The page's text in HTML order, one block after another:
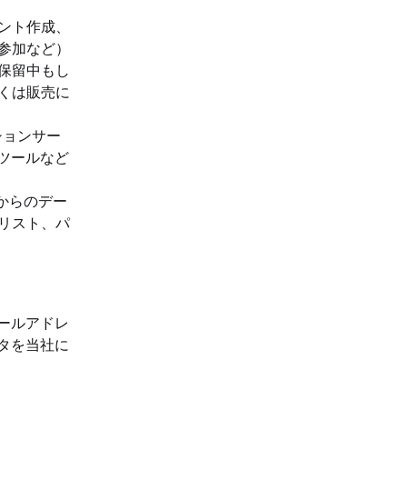
作成、
など）
留中もし
は販売に
ンサー
ールなど
らのデー
スト、パ
ルアドレ
を当社に